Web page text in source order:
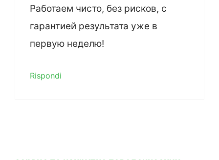
Работаем чисто, без рисков, с
гарантией результата уже в
первую неделю!
Rispondi